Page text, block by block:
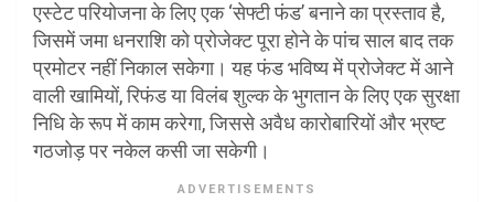
एस्टेट परियोजना के लिए एक ‘सेफ्टी फंड’ बनाने का प्रस्ताव है,
जिसमें जमा धनराशि को प्रोजेक्ट पूरा होने के पांच साल बाद तक
प्रमोटर नहीं निकाल सकेगा। यह फंड भविष्य में प्रोजेक्ट में आने
वाली खामियों, रिफंड या विलंब शुल्क के भुगतान के लिए एक सुरक्षा
निधि के रूप में काम करेगा, जिससे अवैध कारोबारियों और भ्रष्ट
गठजोड़ पर नकेल कसी जा सकेगी।
ADVERTISEMENTS